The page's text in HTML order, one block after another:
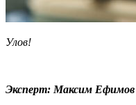
Улов!
Эксперт: Максим Ефимов